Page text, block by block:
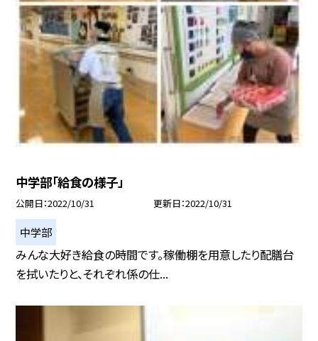
中学部「給食の様子」
公開日 2022/10/31 更新日 2022/10/31
中学部
みんな大好き給食の時間です。稼働棚を用意したり配膳台
を拭いたりと、それぞれ係の仕...